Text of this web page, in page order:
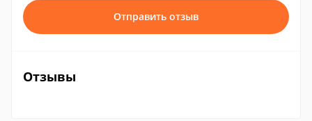
Отправить отзыв
Отзывы